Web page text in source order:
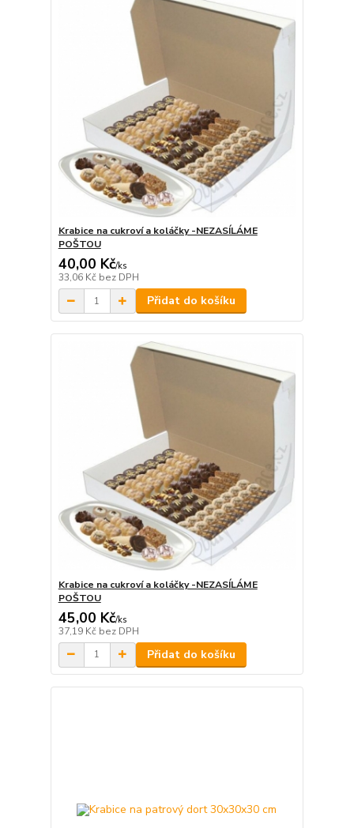
Krabice na cukroví a koláčky -NEZASÍLÁME
POŠTOU
40,00 Kč/ks
33,06 Kč bez DPH
Přidat do košíku
Krabice na cukroví a koláčky -NEZASÍLÁME
POŠTOU
45,00 Kč/ks
37,19 Kč bez DPH
Přidat do košíku